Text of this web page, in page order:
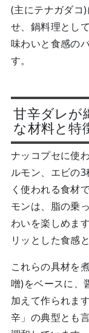
(主にテナガダコ
せ、鍋料理とし
味わいと食感の
す。
甘辛ダレが
な材料と特
ナッコプセに使
ルモン、エビの
く使われる食材
モンは、脂の乗
わいを楽しめま
リッとした食感
これらの具材を
噌)をベースに、
加えて作られま
辛」の典型とも